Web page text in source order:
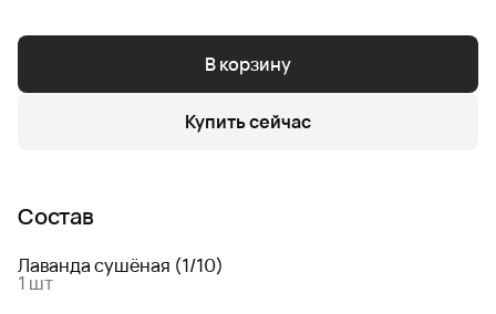
В корзину
Купить сейчас
Состав
Лаванда сушёная (1/10)
1 шт